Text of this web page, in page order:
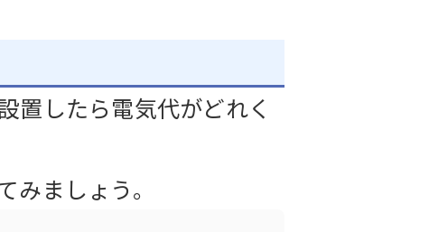
置したら電気代がどれく
ましょう。